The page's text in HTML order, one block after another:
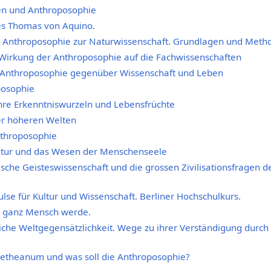
und Anthroposophie
Thomas von Aquino.
zur Naturwissenschaft. Grundlagen und
der Anthroposophie auf die Fachwissenschaften
gegenüber Wissenschaft und Leben
Erkenntniswurzeln und Lebensfrüchte
höheren Welten
und das Wesen der Menschenseele
Geisteswissenschaft und die grossen Zivilisationsfragen
für Kultur und Wissenschaft. Berliner Hochschulkurs.
Mensch werde.
Weltgegensätzlichkeit. Wege zu ihrer Verständigung durch
und was soll die Anthroposophie?